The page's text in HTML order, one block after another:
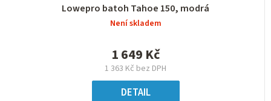
Lowepro batoh Tahoe 150, modrá
Není skladem
1 363 Kč bez DPH
1 649 Kč
DETAIL